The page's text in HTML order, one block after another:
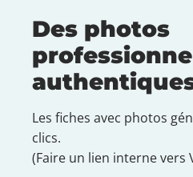
Des photos
Les fiches avec photos
clics.
(Faire un lien interne vers